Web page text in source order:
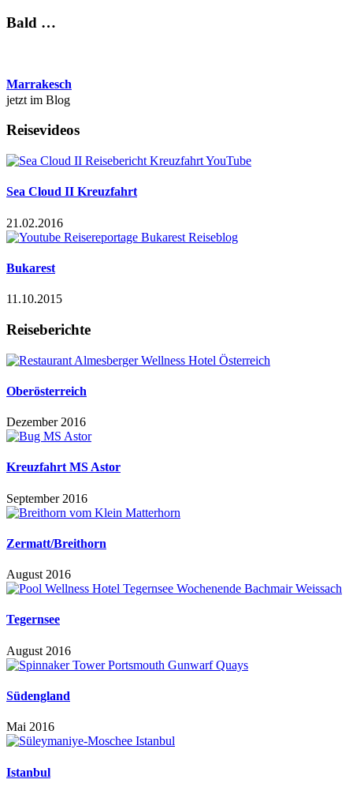
Bald …
Marrakesch
jetzt im Blog
Reisevideos
Sea Cloud II Kreuzfahrt
21.02.2016
Bukarest
11.10.2015
Reiseberichte
Oberösterreich
Dezember 2016
Kreuzfahrt MS Astor
September 2016
Zermatt/Breithorn
August 2016
Tegernsee
August 2016
Südengland
Mai 2016
Istanbul